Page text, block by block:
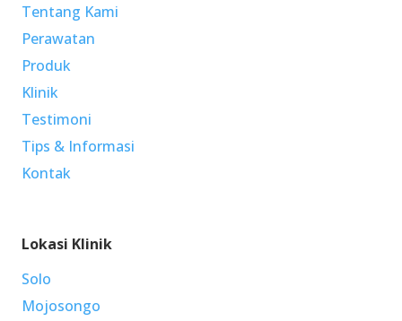
Tentang Kami
Perawatan
Produk
Klinik
Testimoni
Tips & Informasi
Kontak
Lokasi Klinik
Solo
Mojosongo